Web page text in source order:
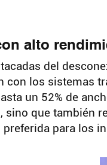
alto
del
los sistemas
un 52% de
sino que también
para los